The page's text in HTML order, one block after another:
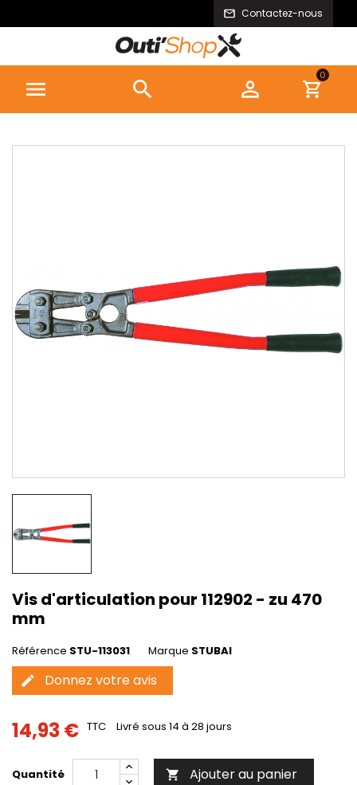
Contactez-nous
  
0
Vis d'articulation pour 112902 - zu 470
mm
Référence STU-113031 Marque STUBAI
edit Donnez votre avis
14,93 € TTC Livré sous 14 à 28 jours
Quantité  Ajouter au panier